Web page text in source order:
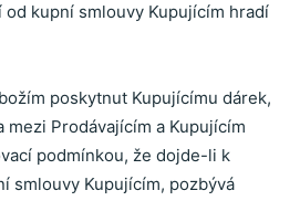
kupní smlouvy Kupujícím hradí
poskytnut Kupujícímu dárek,
mezi Prodávajícím a Kupujícím
podmínkou, že dojde-li k
smlouvy Kupujícím, pozbývá